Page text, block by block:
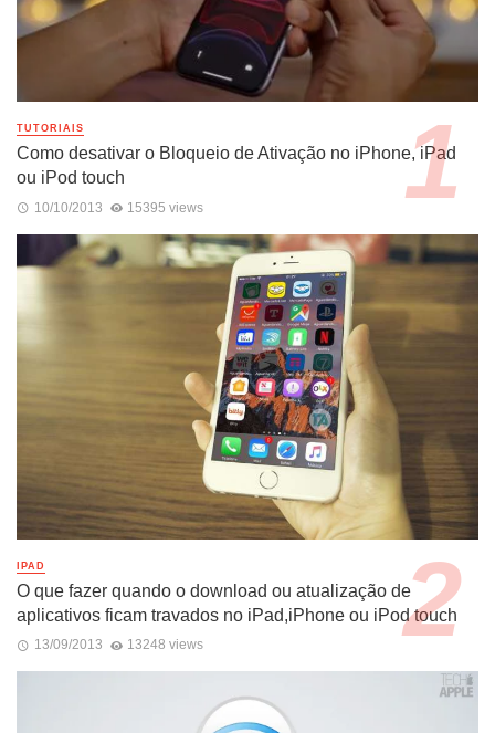
TUTORIAIS
Como desativar o Bloqueio de Ativação no iPhone, iPad
ou iPod touch
10/10/2013 15395 views
IPAD
O que fazer quando o download ou atualização de
aplicativos ficam travados no iPad,iPhone ou iPod touch
13/09/2013 13248 views